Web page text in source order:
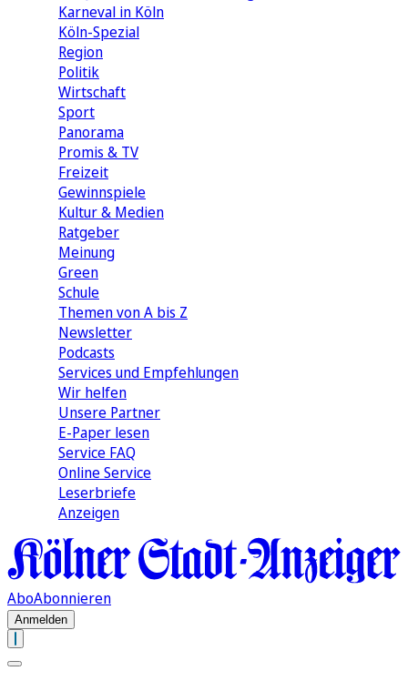
Karneval in Köln
Köln-Spezial
Region
Politik
Wirtschaft
Sport
Panorama
Promis & TV
Freizeit
Gewinnspiele
Kultur & Medien
Ratgeber
Meinung
Green
Schule
Themen von A bis Z
Newsletter
Podcasts
Services und Empfehlungen
Wir helfen
Unsere Partner
E-Paper lesen
Service FAQ
Online Service
Leserbriefe
Anzeigen
AboAbonnieren
Anmelden